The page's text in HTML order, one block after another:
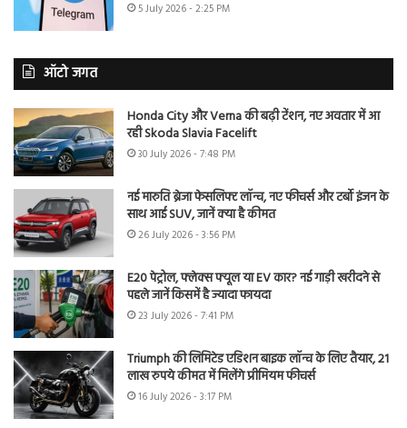
5 July 2026 - 2:25 PM
ऑटो जगत
Honda City और Verna की बढ़ी टेंशन, नए अवतार में आ
रही Skoda Slavia Facelift
30 July 2026 - 7:48 PM
नई मारुति ब्रेजा फेसलिफ्ट लॉन्च, नए फीचर्स और टर्बो इंजन के
साथ आई SUV, जानें क्या है कीमत
26 July 2026 - 3:56 PM
E20 पेट्रोल, फ्लेक्स फ्यूल या EV कार? नई गाड़ी खरीदने से
पहले जानें किसमें है ज्यादा फायदा
23 July 2026 - 7:41 PM
Triumph की लिमिटेड एडिशन बाइक लॉन्च के लिए तैयार, 21
लाख रुपये कीमत में मिलेंगे प्रीमियम फीचर्स
16 July 2026 - 3:17 PM